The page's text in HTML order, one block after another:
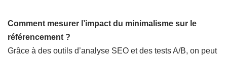
Comment mesurer l’impact du minimalisme sur le
référencement ?
Grâce à des outils d’analyse SEO et des tests A/B, on peut